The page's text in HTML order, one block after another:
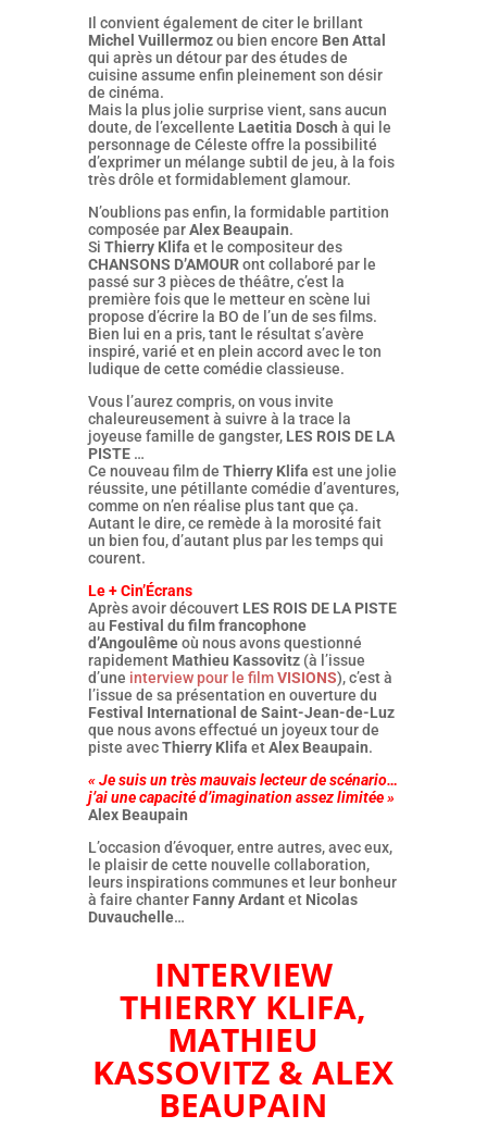
Il convient également de citer le brillant
Michel Vuillermozou bien encore Ben Attal
qui après un détour par des études de
cuisine assume enfin pleinement son désir
de cinéma.
Mais la plus jolie surprise vient, sans aucun
doute, de l’excellente Laetitia Dosch à qui le
personnage de Céleste offre la possibilité
d’exprimer un mélange subtil de jeu, à la fois
très drôle et formidablement glamour.
N’oublions pas enfin, la formidable partition
composée parAlex Beaupain.
Si Thierry Klifa et le compositeur des
CHANSONS D’AMOURont collaboré par le
passé sur 3 pièces de théâtre, c’est la
première fois que le metteur en scène lui
propose d’écrire la BO de l’un de ses films.
Bien lui en a pris, tant le résultat s’avère
inspiré, varié et en plein accord avec le ton
ludique de cette comédie classieuse.
Vous l’aurez compris, on vous invite
chaleureusement à suivre à la trace la
joyeuse famille de gangster, LES ROIS DE LA
PISTE…
Ce nouveau film de Thierry Klifa est une jolie
réussite, une pétillante comédie d’aventures,
comme on n’en réalise plus tant que ça.
Autant le dire, ce remède à la morosité fait
un bien fou, d’autant plus par les temps qui
courent.
Le + Cin’Écrans
Après avoir découvert LES ROIS DE LA PISTE
au Festival du film francophone
d’Angoulêmeoù nous avons questionné
rapidement Mathieu Kassovitz(à l’issue
d’une interview pour le filmVISIONS), c’est à
l’issue de sa présentation en ouverture du
Festival International de Saint-Jean-de-Luz
que nous avons effectué un joyeux tour de
piste avecThierry Klifa etAlex Beaupain.
« Je suis un très mauvais lecteur de scénario…
j’ai une capacité d’imagination assez limitée »
Alex Beaupain
L’occasion d’évoquer, entre autres, avec eux,
le plaisir de cette nouvelle collaboration,
leurs inspirations communes et leur bonheur
à faire chanter Fanny Ardantet Nicolas
Duvauchelle…
INTERVIEW
THIERRY KLIFA,
MATHIEU
KASSOVITZ & ALEX
BEAUPAIN